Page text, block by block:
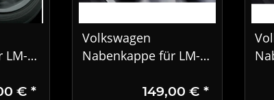
LM-
€ *
Volkswagen
Nabenkappe für LM-
Logo im Fahrbetrieb
149,00 € *